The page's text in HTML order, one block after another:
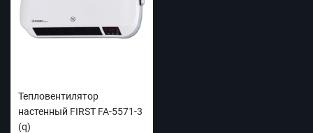
Тепловентилятор
настенный FIRST FA-5571-3
(q)